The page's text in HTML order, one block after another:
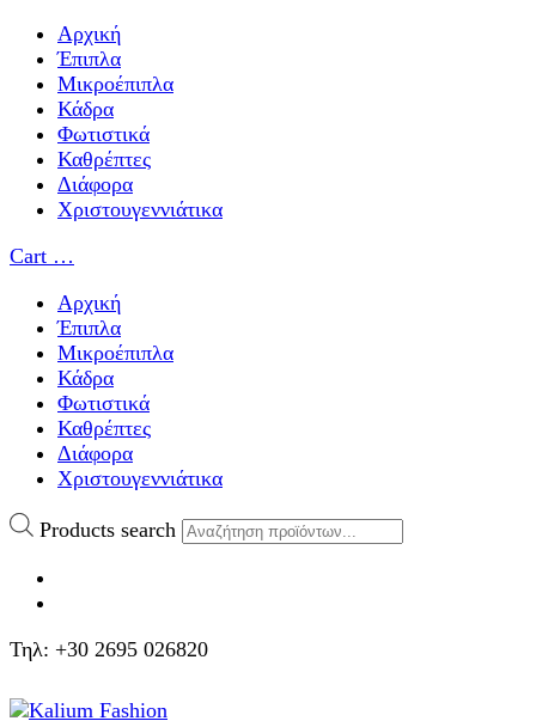
Αρχική
Έπιπλα
Μικροέπιπλα
Κάδρα
Φωτιστικά
Καθρέπτες
Διάφορα
Χριστουγεννιάτικα
Cart …
Αρχική
Έπιπλα
Μικροέπιπλα
Κάδρα
Φωτιστικά
Καθρέπτες
Διάφορα
Χριστουγεννιάτικα
Products search
Τηλ: +30 2695 026820